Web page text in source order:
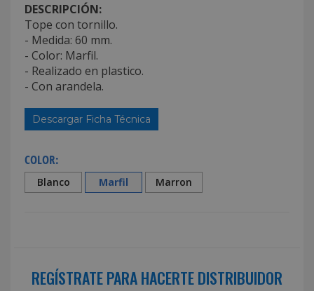
DESCRIPCIÓN:
Tope con tornillo.
- Medida: 60 mm.
- Color: Marfil.
- Realizado en plastico.
- Con arandela.
Descargar Ficha Técnica
COLOR:
Blanco Marfil Marron
REGÍSTRATE PARA HACERTE DISTRIBUIDOR